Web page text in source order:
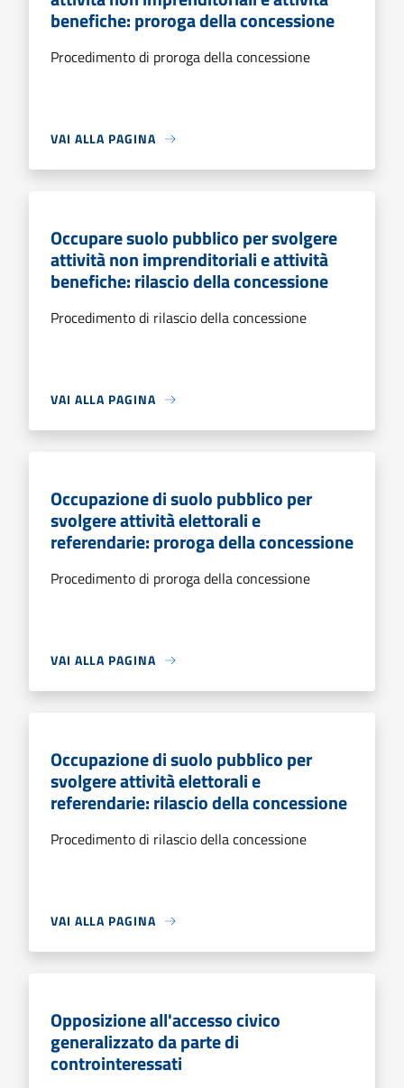
benefiche: proroga della concessione
Procedimento di proroga della concessione
VAI ALLA PAGINA
Occupare suolo pubblico per svolgere
attività non imprenditoriali e attività
benefiche: rilascio della concessione
Procedimento di rilascio della concessione
VAI ALLA PAGINA
Occupazione di suolo pubblico per
svolgere attività elettorali e
referendarie: proroga della concessione
Procedimento di proroga della concessione
VAI ALLA PAGINA
Occupazione di suolo pubblico per
svolgere attività elettorali e
referendarie: rilascio della concessione
Procedimento di rilascio della concessione
VAI ALLA PAGINA
Opposizione all'accesso civico
generalizzato da parte di
controinteressati